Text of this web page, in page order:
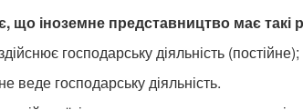
що іноземне представництво має такі
господарську діяльність (постійне);
веде господарську діяльність.